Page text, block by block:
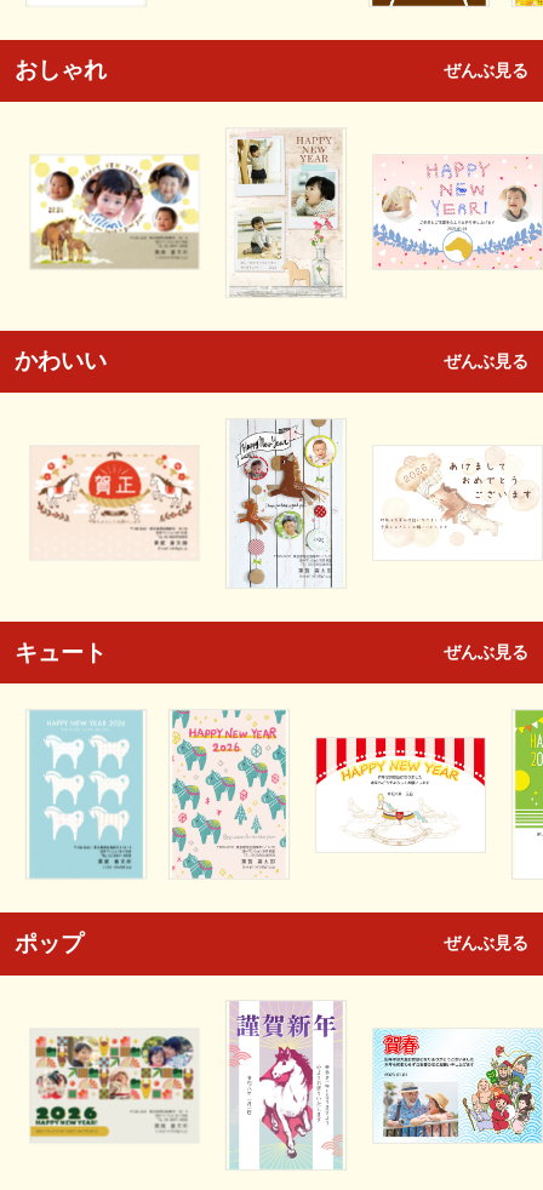
おしゃれ ぜんぶ見る
かわいい ぜんぶ見る
キュート ぜんぶ見る
ポップ ぜんぶ見る